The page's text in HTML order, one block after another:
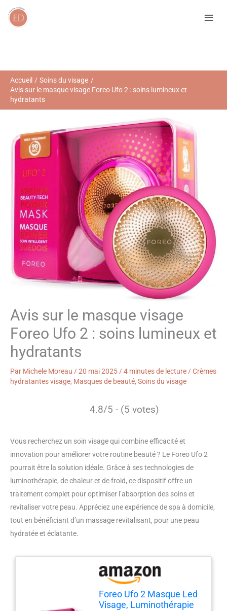
Accueil
Soins du visage
Avis sur le masque visage Foreo Ufo 2 : soins lumineux et
hydratants
Avis sur le masque visage
Foreo Ufo 2 : soins lumineux et
hydratants
Par Michele Moreau /20 mai 2025 /4 minutes de lecture /Crèmes
hydratantes visage, Masques de beauté, Soins du visage
4.8/5 - (5 votes)
Vous recherchez un soin visage qui combine efficacité et
innovation pour améliorer votre routine beauté ? Le Foreo Ufo 2
pourrait être la solution idéale. Grâce à ses technologies de
luminothérapie, de chaleur et de froid, ce dispositif offre un
traitement complet pour optimiser l’absorption des soins et
revitaliser votre peau. Appréciez une expérience de spa à domicile,
tout en bénéficiant d’un massage revitalisant, pour une peau
hydratée et éclatante.
Foreo Ufo 2 Masque Led
Visage, Luminothérapie
R
e
r
c